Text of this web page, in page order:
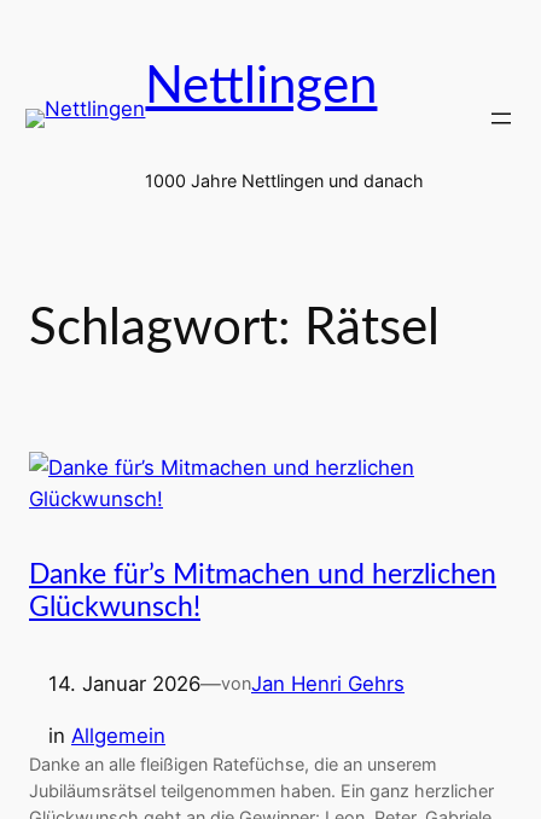
Nettlingen
1000 Jahre Nettlingen und danach
Schlagwort: Rätsel
Danke für’s Mitmachen und herzlichen
Glückwunsch!
14. Januar 2026—vonJan Henri Gehrs
in Allgemein
Danke an alle fleißigen Ratefüchse, die an unserem
Jubiläumsrätsel teilgenommen haben. Ein ganz herzlicher